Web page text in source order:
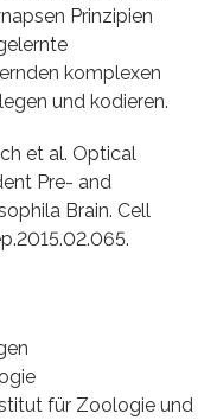
Prinzipien
komplexen
und kodieren.
et al. Optical
Pre- and
Brain. Cell
für Zoologie und